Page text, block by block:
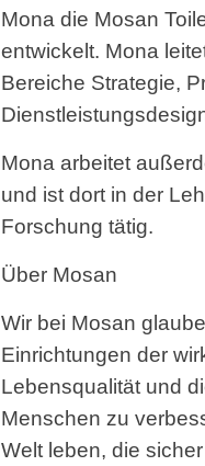
Mona die Mosan
entwickelt. Mona
Bereiche Strategie,
Mona arbeitet
und ist dort in der
Forschung tätig.
Über Mosan
Wir bei Mosan
Einrichtungen der
Lebensqualität und
Menschen zu
Welt leben, die